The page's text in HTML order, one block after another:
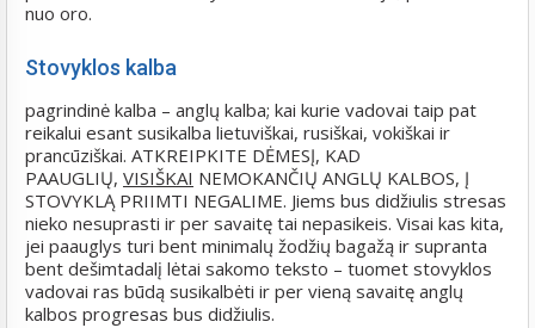
nuo oro.
Stovyklos kalba
pagrindinė kalba – anglų kalba; kai kurie vadovai taip pat
reikalui esant susikalba lietuviškai, rusiškai, vokiškai ir
prancūziškai. ATKREIPKITE DĖMESĮ, KAD
PAAUGLIŲ, VISIŠKAI NEMOKANČIŲ ANGLŲ KALBOS, Į
STOVYKLĄ PRIIMTI NEGALIME. Jiems bus didžiulis stresas
nieko nesuprasti ir per savaitę tai nepasikeis. Visai kas kita,
jei paauglys turi bent minimalų žodžių bagažą ir supranta
bent dešimtadalį lėtai sakomo teksto – tuomet stovyklos
vadovai ras būdą susikalbėti ir per vieną savaitę anglų
kalbos progresas bus didžiulis.